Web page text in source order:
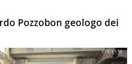
Pozzobon geologo dei